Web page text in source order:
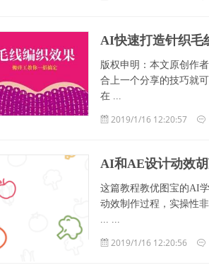
AI快速打造针织毛
版权申明：本文原创作
合上一个分享的技巧就
在 ...
2019/1/16 12:20:57
AI和AE设计动效
这篇教程教优图宝的AI
动效制作过程，实操性
... ...
2019/1/16 12:20:56